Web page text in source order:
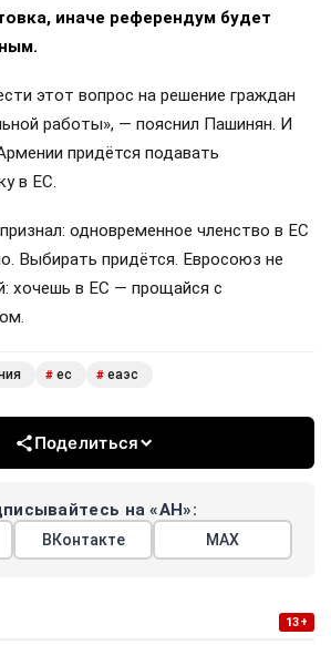
иначе референдум будет
этот вопрос на решение граждан
работы», — пояснил Пашинян. И
придётся подавать
в ЕС.
одновременное членство в ЕС
Выбирать придётся. Евросоюз не
хочешь в ЕС — прощайся с
# ес # еаэс
Поделиться
на «АН»:
ВКонтакте МАХ
13+